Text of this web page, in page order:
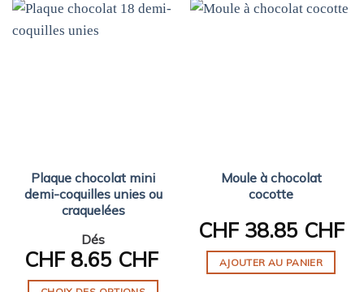
Plaque chocolat mini
demi-coquilles unies ou
craquelées
Dés
CHF8.65 CHF
Moule à chocolat
cocotte
CHF38.85 CHF
AJOUTER AU PANIER